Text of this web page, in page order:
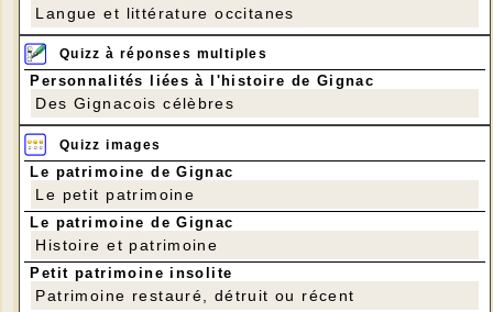
Langue et littérature occitanes
Quizz à réponses multiples
Personnalités liées à l'histoire de Gignac
Des Gignacois célèbres
Quizz images
Le patrimoine de Gignac
Le petit patrimoine
Le patrimoine de Gignac
Histoire et patrimoine
Petit patrimoine insolite
Patrimoine restauré, détruit ou récent